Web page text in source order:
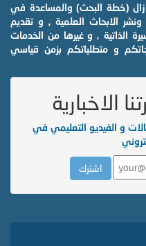
(خطة البحث) والمساعدة في
الابحاث العلمية , و تقديم
الذاتية , و غيرها من الخدمات
و متطلباتكم بزمن قياسي
الاخبارية
و الفيديو التعليمي في